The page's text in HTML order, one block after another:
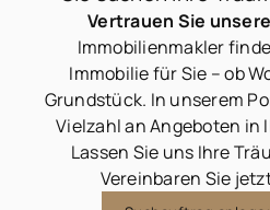
Vertrauen Sie
Immobilienmakler
Immobilie für Sie – ob
Grundstück. In unserem
Vielzahl an Angeboten in
Lassen Sie uns Ihre
Vereinbaren Sie